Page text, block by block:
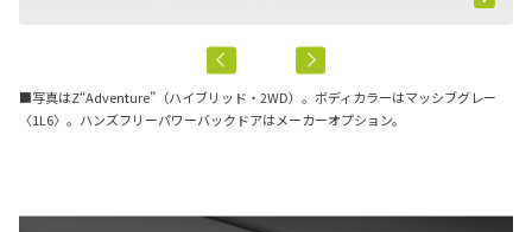
■写真はZ“Adventure”（ハイブリッド・2WD）。ボディカラーはマッシブグレー
〈1L6〉。ハンズフリーパワーバックドアはメーカーオプション。